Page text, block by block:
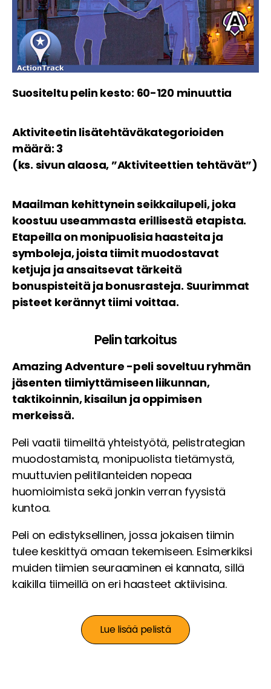
Suositeltu pelin kesto: 60-120 minuuttia
Aktiviteetin lisätehtäväkategorioiden
määrä: 3
(ks. sivun alaosa, ”Aktiviteettien tehtävät”)
Maailman kehittynein seikkailupeli, joka
koostuu useammasta erillisestä etapista.
Etapeilla on monipuolisia haasteita ja
symboleja, joista tiimit muodostavat
ketjuja ja ansaitsevat tärkeitä
bonuspisteitä ja bonusrasteja. Suurimmat
pisteet kerännyt tiimi voittaa.
Pelin tarkoitus
Amazing Adventure -peli soveltuu ryhmän
jäsenten tiimiyttämiseen liikunnan,
taktikoinnin, kisailun ja oppimisen
merkeissä.
Peli vaatii tiimeiltä yhteistyötä, pelistrategian
muodostamista, monipuolista tietämystä,
muuttuvien pelitilanteiden nopeaa
huomioimista sekä jonkin verran fyysistä
kuntoa.
Peli on edistyksellinen, jossa jokaisen tiimin
tulee keskittyä omaan tekemiseen. Esimerkiksi
muiden tiimien seuraaminen ei kannata, sillä
kaikilla tiimeillä on eri haasteet aktiivisina.
Lue lisää pelistä